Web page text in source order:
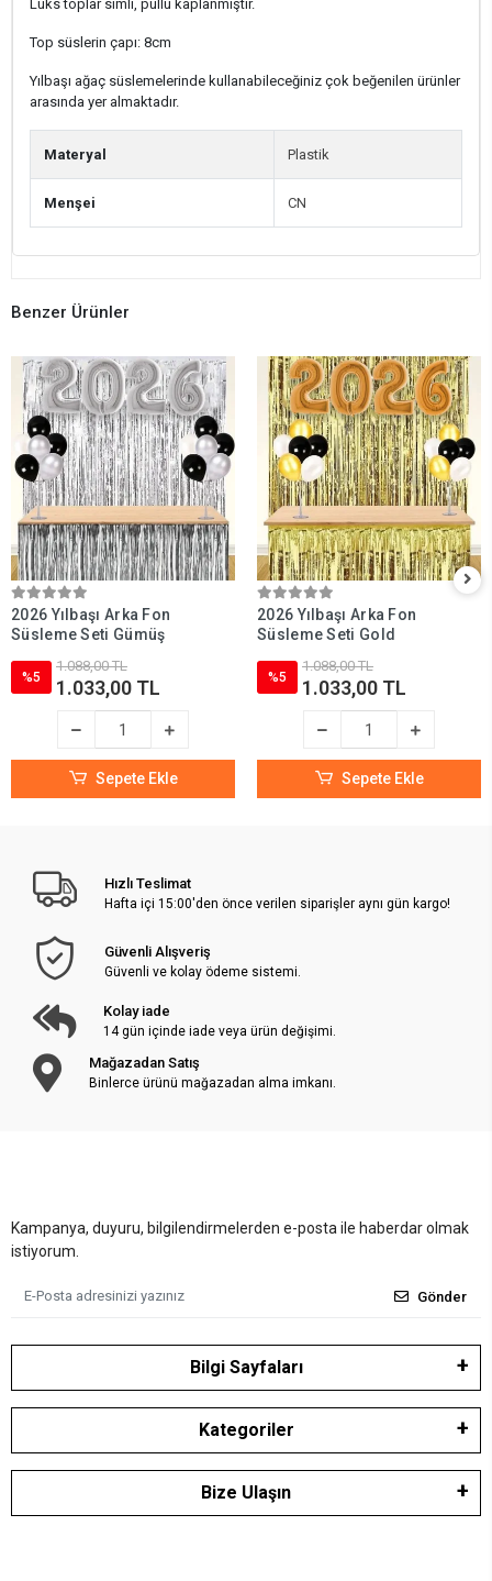
Lüks toplar simli, pullu kaplanmıştır.
Top süslerin çapı: 8cm
Yılbaşı ağaç süslemelerinde kullanabileceğiniz çok beğenilen ürünler
arasında yer almaktadır.
Materyal Plastik
Menşei CN
Benzer Ürünler
2026 Yılbaşı Arka Fon
Süsleme Seti Gümüş
%5
1.088,00 TL
1.033,00 TL
Sepete Ekle
2026 Yılbaşı Arka Fon
Süsleme Seti Gold
%5
1.088,00 TL
1.033,00 TL
Sepete Ekle
Hızlı Teslimat
Hafta içi 15:00'den önce verilen siparişler aynı gün kargo!
Güvenli Alışveriş
Güvenli ve kolay ödeme sistemi.
Kolay iade
14 gün içinde iade veya ürün değişimi.
Mağazadan Satış
Binlerce ürünü mağazadan alma imkanı.
Kampanya, duyuru, bilgilendirmelerden e-posta ile haberdar olmak
istiyorum.
Gönder
Bilgi Sayfaları
Kategoriler
Bize Ulaşın